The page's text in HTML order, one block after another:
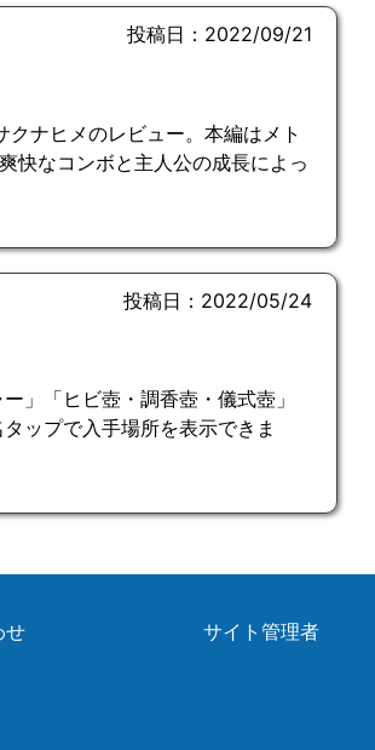
投稿日：2022/09/21
ナヒメのレビュー。本編はメト
快なコンボと主人公の成長によっ
投稿日：2022/05/24
」「ヒビ壺・調香壺・儀式壺」
ップで入手場所を表示できま
せ サイト管理者